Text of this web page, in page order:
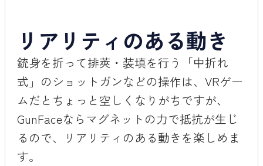
リアリティのある動き
銃身を折って排莢・装填を行う「中折れ
式」のショットガンなどの操作は、VRゲー
ムだとちょっと空しくなりがちですが、
GunFaceならマグネットの力で抵抗が生じ
るので、リアリティのある動きを楽しめま
す。